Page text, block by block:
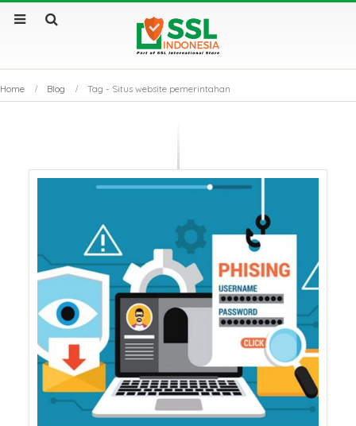
Home Blog Tag - Situs website pemerintahan
Sertifikat SSL Masa
Berlaku Singkat: Dampak
dan Solusinya
Sertifikat SSL: Mengapa
Bisnis Anda Bisa Lumpuh
Tanpanya?
SSL Certificate: Mengapa
Harganya Berbeda? Ini
Apa Saja
Utamanya?
Kenapa
Sertifikat SSL
Tembus
Pertama Google di 2026?
SSL